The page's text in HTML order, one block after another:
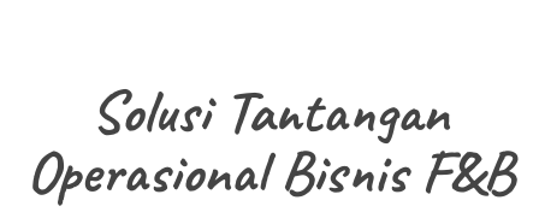
Solusi Tantangan
Operasional Bisnis F&B